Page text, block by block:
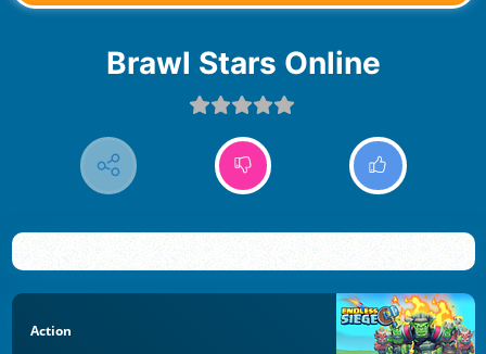
Brawl Stars Online
Action